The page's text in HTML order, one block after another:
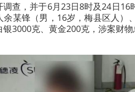
查，并于6月23日8时及24日
某锋（男，16岁，梅县区人）
3000克、黄金200克，涉案财物